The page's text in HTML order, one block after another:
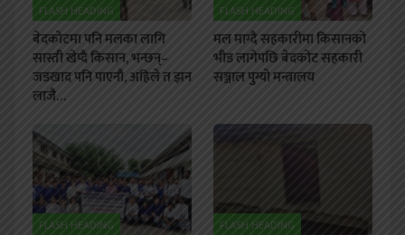
FLASH HEADING
बेदकोटमा पनि मलका लागि
सास्ती खेप्दै किसान, भन्छन्–
जडखाद पनि पाएनौ, अहिले त झन
लाजै…
FLASH HEADING
मल माग्दै सहकारीमा किसानको
भीड लागेपछि बेदकोट सहकारी
सञ्जाल पुग्यो मन्त्रालय
FLASH HEADING FLASH HEADING